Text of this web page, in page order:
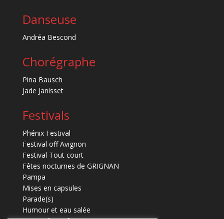
Danseuse
Andréa Bescond
Chorégraphe
Pina Bausch
Jade Janisset
Festivals
Phénix Festival
Festival off Avignon
Festival Tout court
Fêtes nocturnes de GRIGNAN
Pampa
Mises en capsules
Parade(s)
Humour et eau salée